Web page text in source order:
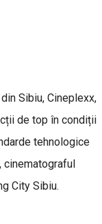
Sibiu, Cineplexx,
de top în condiții
tehnologice
cinematograful
City Sibiu.